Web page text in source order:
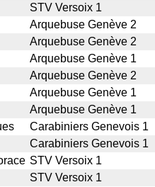
STV Versoix 1
Arquebuse Genève 2
Arquebuse Genève 2
Arquebuse Genève 1
Arquebuse Genève 2
Arquebuse Genève 1
Arquebuse Genève 1
Carabiniers Genevois 1
Carabiniers Genevois 1
STV Versoix 1
STV Versoix 1